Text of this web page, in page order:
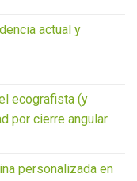
actual y
ecografista (y
por cierre angular
personalizada en